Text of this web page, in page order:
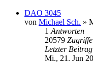
DAO 3045
von Michael Sch. »
1 Antworten
20579 Zugriffe
Letzter Beitrag
Mi., 21. Jun